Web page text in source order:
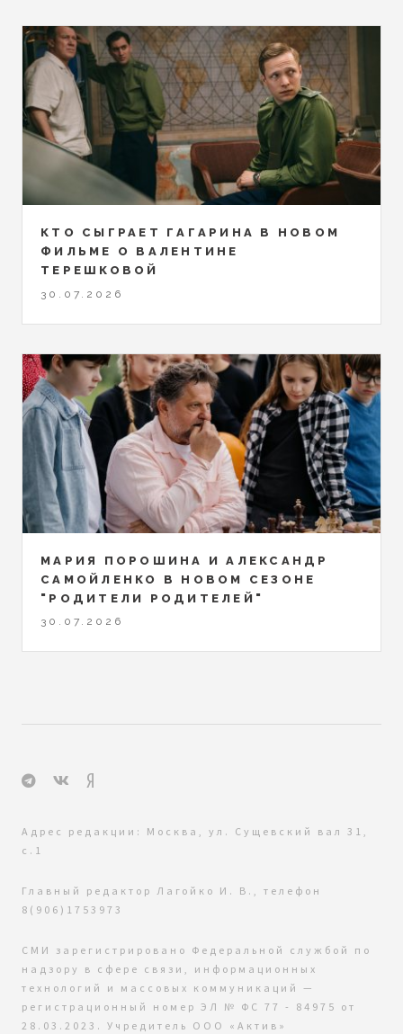
КТО СЫГРАЕТ ГАГАРИНА В НОВОМ
ФИЛЬМЕ О ВАЛЕНТИНЕ
ТЕРЕШКОВОЙ
30.07.2026
МАРИЯ ПОРОШИНА И АЛЕКСАНДР
САМОЙЛЕНКО В НОВОМ СЕЗОНЕ
"РОДИТЕЛИ РОДИТЕЛЕЙ"
30.07.2026
Адрес редакции: Москва, ул. Сущевский вал 31,
с.1
Главный редактор Лагойко И. В., телефон
8(906)1753973
СМИ зарегистрировано Федеральной службой по
надзору в сфере связи, информационных
технологий и массовых коммуникаций —
регистрационный номер ЭЛ № ФС 77 - 84975 от
28.03.2023. Учредитель ООО «Актив»